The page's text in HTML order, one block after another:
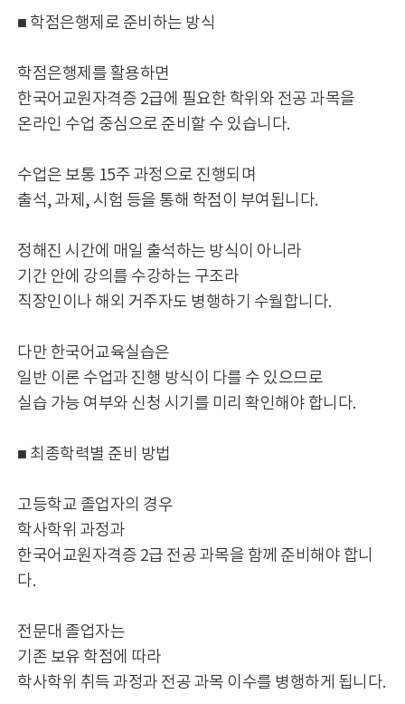
■ 학점은행제로 준비하는 방식
학점은행제를 활용하면
한국어교원자격증 2급에 필요한 학위와 전공 과목을
온라인 수업 중심으로 준비할 수 있습니다.
수업은 보통 15주 과정으로 진행되며
출석, 과제, 시험 등을 통해 학점이 부여됩니다.
정해진 시간에 매일 출석하는 방식이 아니라
기간 안에 강의를 수강하는 구조라
직장인이나 해외 거주자도 병행하기 수월합니다.
다만 한국어교육실습은
일반 이론 수업과 진행 방식이 다를 수 있으므로
실습 가능 여부와 신청 시기를 미리 확인해야 합니다.
■ 최종학력별 준비 방법
고등학교 졸업자의 경우
학사학위 과정과
한국어교원자격증 2급 전공 과목을 함께 준비해야 합니
다.
전문대 졸업자는
기존 보유 학점에 따라
학사학위 취득 과정과 전공 과목 이수를 병행하게 됩니다.